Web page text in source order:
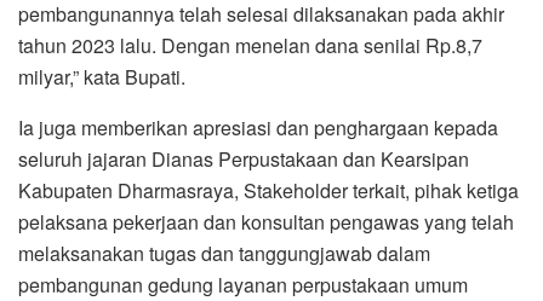
pembangunannya telah selesai dilaksanakan pada akhir
tahun 2023 lalu. Dengan menelan dana senilai Rp.8,7
milyar,” kata Bupati.
Ia juga memberikan apresiasi dan penghargaan kepada
seluruh jajaran Dianas Perpustakaan dan Kearsipan
Kabupaten Dharmasraya, Stakeholder terkait, pihak ketiga
pelaksana pekerjaan dan konsultan pengawas yang telah
melaksanakan tugas dan tanggungjawab dalam
pembangunan gedung layanan perpustakaan umum